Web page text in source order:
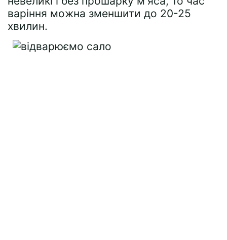
варіння можна зменшити до 20-25
хвилин.